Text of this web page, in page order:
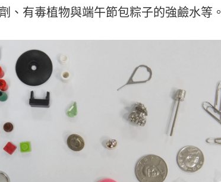
、有毒植物與端午節包粽子的強鹼水等。